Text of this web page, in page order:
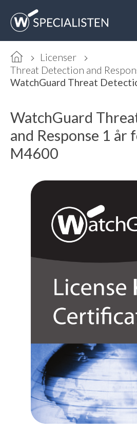
Licenser
Threat Detection and
WatchGuard
and Response 1 år
M4600